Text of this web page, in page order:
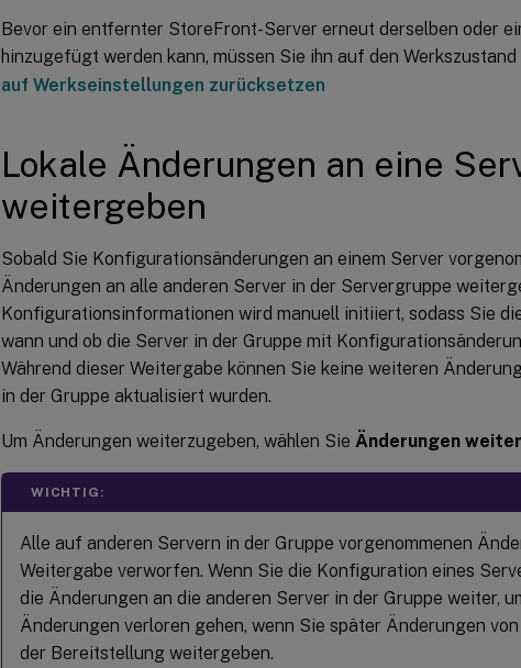
Bevor ein entfernter StoreFront-Server erneut derselben oder
hinzugefügt werden kann, müssen Sie ihn auf den
auf Werkseinstellungen zurücksetzen
Lokale Änderungen an eine
weitergeben
Sobald Sie Konfigurationsänderungen an einem Server
Änderungen an alle anderen Server in der Servergruppe
Konfigurationsinformationen wird manuell initiiert, sodass Sie
wann und ob die Server in der Gruppe mit
Während dieser Weitergabe können Sie keine weiteren
in der Gruppe aktualisiert wurden.
Um Änderungen weiterzugeben, wählen Sie Änderungen
WICHTIG:
Alle auf anderen Servern in der Gruppe vorgenommenen
Weitergabe verworfen. Wenn Sie die Konfiguration eines
die Änderungen an die anderen Server in der Gruppe weiter,
Änderungen verloren gehen, wenn Sie später Änderungen
der Bereitstellung weitergeben.